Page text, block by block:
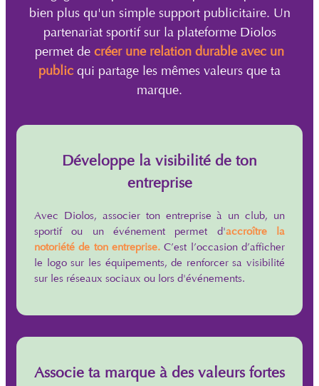
bien plus qu'un simple support publicitaire. Un
partenariat sportif sur la plateforme Diolos
permet de créer une relation durable avec un
public qui partage les mêmes valeurs que ta
marque.
Développe la visibilité de ton
entreprise
Avec Diolos, associer ton entreprise à un club, un
sportif ou un événement permet d'accroître la
notoriété de ton entreprise. C’est l’occasion d’afficher
le logo sur les équipements, de renforcer sa visibilité
sur les réseaux sociaux ou lors d'événements.
Associe ta marque à des valeurs fortes